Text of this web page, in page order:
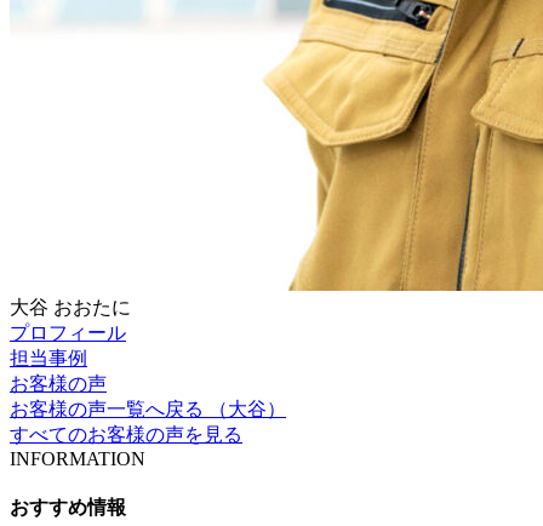
大谷 おおたに
プロフィール
担当事例
お客様の声
お客様の声一覧へ戻る （大谷）
すべてのお客様の声を見る
INFORMATION
おすすめ情報